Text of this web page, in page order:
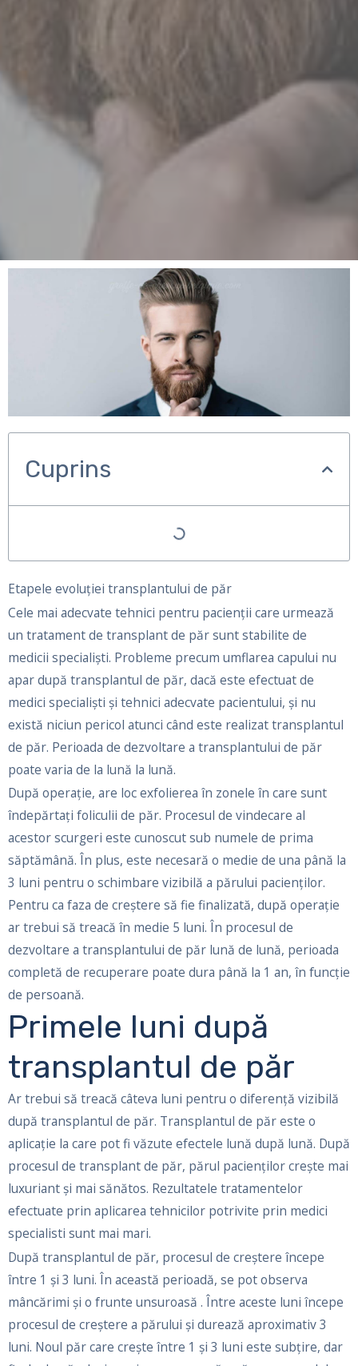
Cuprins
Etapele evoluției transplantului de păr
Cele mai adecvate tehnici pentru pacienții care urmează
un tratament de transplant de păr sunt stabilite de
medicii specialiști. Probleme precum umflarea capului nu
apar după transplantul de păr, dacă este efectuat de
medici specialiști și tehnici adecvate pacientului, și nu
există niciun pericol atunci când este realizat transplantul
de păr. Perioada de dezvoltare a transplantului de păr
poate varia de la lună la lună.
După operație, are loc exfolierea în zonele în care sunt
îndepărtați foliculii de păr. Procesul de vindecare al
acestor scurgeri este cunoscut sub numele de prima
săptămână. În plus, este necesară o medie de una până la
3 luni pentru o schimbare vizibilă a părului pacienților.
Pentru ca faza de creștere să fie finalizată, după operație
ar trebui să treacă în medie 5 luni. În procesul de
dezvoltare a transplantului de păr lună de lună, perioada
completă de recuperare poate dura până la 1 an, în funcție
de persoană.
Primele luni după
transplantul de păr
Ar trebui să treacă câteva luni pentru o diferență vizibilă
după transplantul de păr. Transplantul de păr este o
aplicație la care pot fi văzute efectele lună după lună. După
procesul de transplant de păr, părul pacienților crește mai
luxuriant și mai sănătos. Rezultatele tratamentelor
efectuate prin aplicarea tehnicilor potrivite prin medici
specialisti sunt mai mari.
După transplantul de păr, procesul de creștere începe
între 1 și 3 luni. În această perioadă, se pot observa
mâncărimi și o frunte unsuroasă . Între aceste luni începe
procesul de creștere a părului și durează aproximativ 3
luni. Noul păr care crește între 1 și 3 luni este subțire, dar